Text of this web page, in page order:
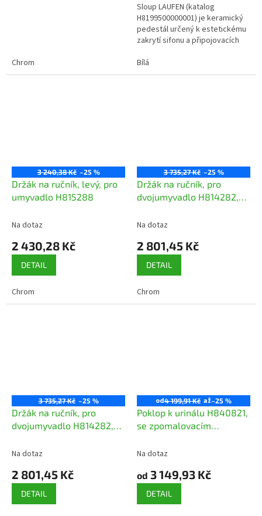
Chrom
Sloup LAUFEN (katalog
H8199500000001) je keramický
pedestál určený k estetickému
zakrytí sifonu a připojovacích
LAUFEN PRO, zejména v
kombinaci s...
Bílá
3 240,38 Kč –25 %
Držák na ručník, levý, pro
umyvadlo H815288
Na dotaz
2 430,28 Kč
DETAIL
Chrom
3 735,27 Kč –25 %
Držák na ručník, pro
dvojumyvadlo H814282,
Na dotaz
2 801,45 Kč
DETAIL
Chrom
3 735,27 Kč –25 %
Držák na ručník, pro
dvojumyvadlo H814282,
Na dotaz
2 801,45 Kč
DETAIL
od4 199,91 Kč až–25 %
Poklop k urinálu H840821,
se zpomalovacím
Není k dispozici v LCC
Na dotaz
od 3 149,93 Kč
DETAIL